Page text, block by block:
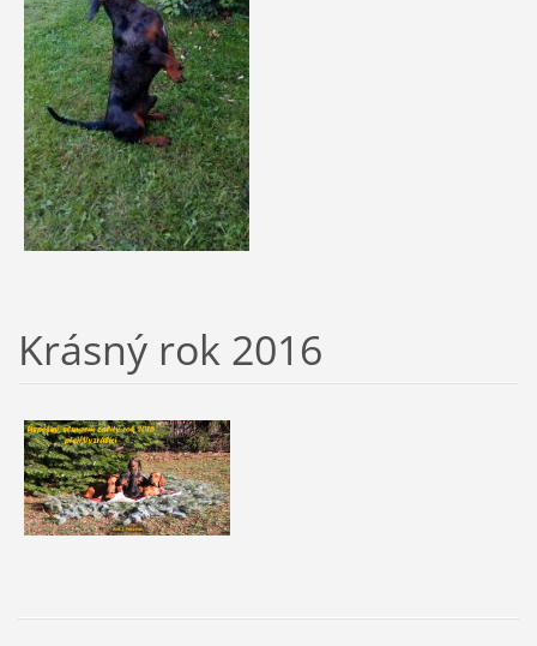
Krásný rok 2016